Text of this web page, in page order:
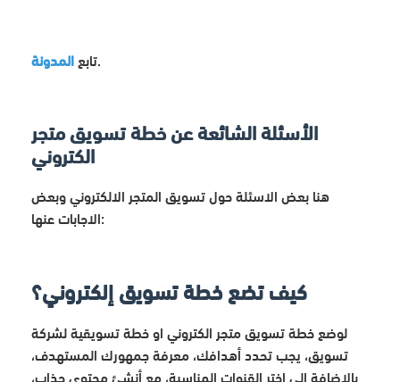
تابع المدونة .
الأسئلة الشائعة عن خطة تسويق متجر
الكتروني
هنا بعض الاسئلة حول تسويق المتجر الالكتروني وبعض
الاجابات عنها:
كيف تضع خطة تسويق إلكتروني؟
لوضع خطة تسويق متجر الكتروني او خطة تسويقية لشركة
تسويق، يجب تحدد أهدافك، معرفة جمهورك المستهدف،
بالإضافة إلى اختر القنوات المناسبة، مع أنشئ محتوى جذاب،